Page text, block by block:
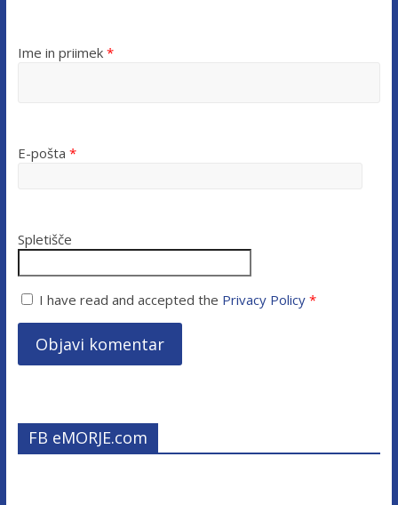
Ime in priimek *
E-pošta *
Spletišče
I have read and accepted the Privacy Policy*
FB eMORJE.com